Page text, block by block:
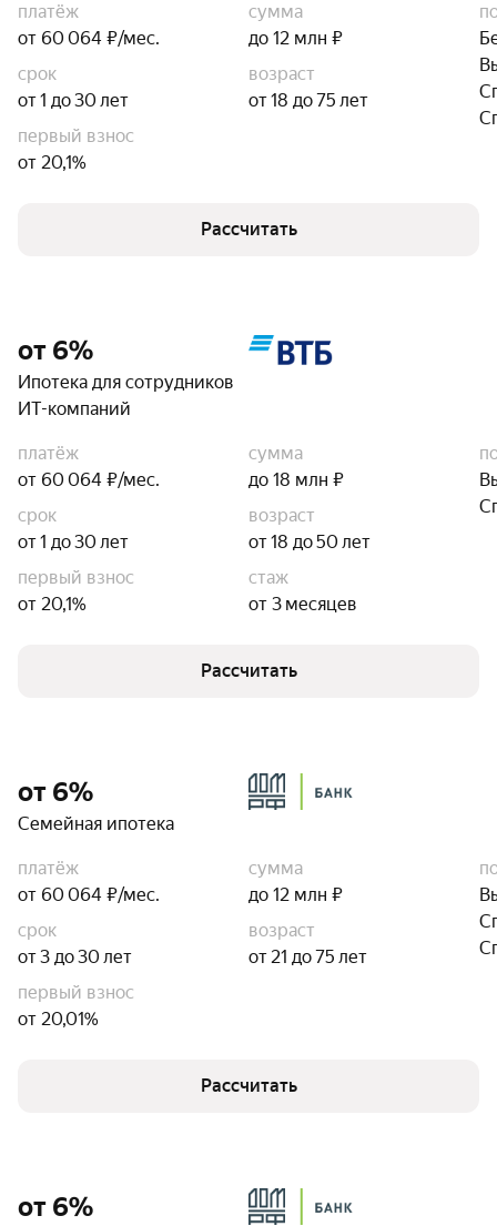
платёж
от 60 064 ₽/мес.
сумма
до 12 млн ₽
срок
от 1 до 30 лет
возраст
от 18 до 75 лет
первый взнос
от 20,1%
Рассчитать
от 6%
Ипотека для сотрудников
ИТ-компаний
платёж
от 60 064 ₽/мес.
сумма
до 18 млн ₽
срок
от 1 до 30 лет
возраст
от 18 до 50 лет
первый взнос
от 20,1%
стаж
от 3 месяцев
Рассчитать
от 6%
Семейная ипотека
платёж
от 60 064 ₽/мес.
сумма
до 12 млн ₽
срок
от 3 до 30 лет
возраст
от 21 до 75 лет
первый взнос
от 20,01%
Рассчитать
от 6%